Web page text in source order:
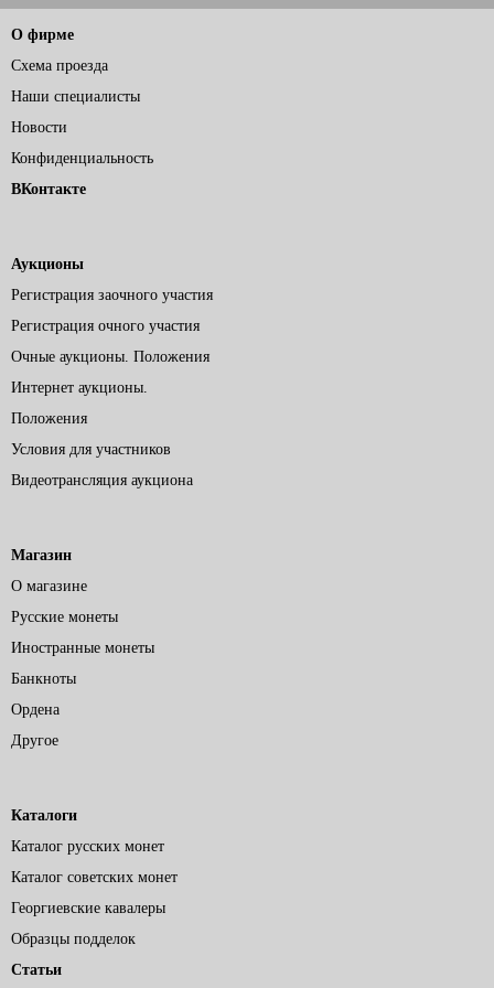
О фирме
Схема проезда
Наши специалисты
Новости
Конфиденциальность
ВКонтакте
Аукционы
Регистрация заочного участия
Регистрация очного участия
Очные аукционы. Положения
Интернет аукционы.
Положения
Условия для участников
Видеотрансляция аукциона
Магазин
О магазине
Русские монеты
Иностранные монеты
Банкноты
Ордена
Другое
Каталоги
Каталог русских монет
Каталог советских монет
Георгиевские кавалеры
Образцы подделок
Статьи